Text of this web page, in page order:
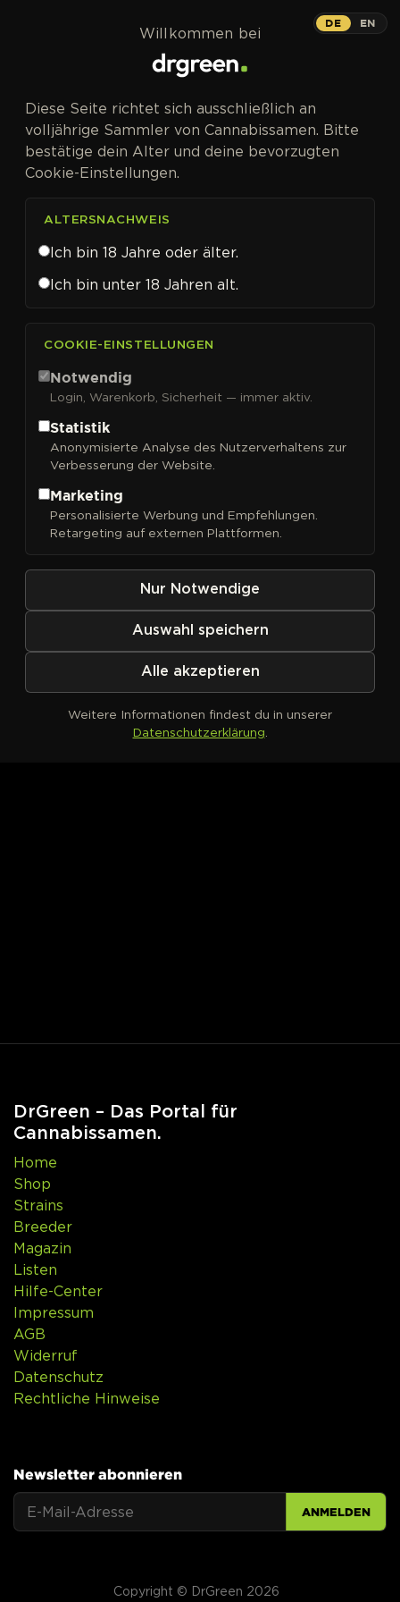
Advanced Seeds
Sortieren nach
Kein Produkt definiert
DrGreen – Das Portal für
Cannabissamen.
Home
Shop
Strains
Breeder
Magazin
Listen
Hilfe-Center
Impressum
AGB
Widerruf
Datenschutz
Rechtliche Hinweise
Newsletter abonnieren
ANMELDEN
Copyright © DrGreen 2026
DE EN
Willkommen bei
Diese Seite richtet sich ausschließlich an
volljährige Sammler von Cannabissamen. Bitte
bestätige dein Alter und deine bevorzugten
Cookie-Einstellungen.
ALTERSNACHWEIS
Ich bin 18 Jahre oder älter.
Ich bin unter 18 Jahren alt.
COOKIE-EINSTELLUNGEN
Notwendig
Login, Warenkorb, Sicherheit — immer aktiv.
Statistik
Anonymisierte Analyse des Nutzerverhaltens zur
Verbesserung der Website.
Marketing
Personalisierte Werbung und Empfehlungen.
Retargeting auf externen Plattformen.
Nur Notwendige
Auswahl speichern
Alle akzeptieren
Weitere Informationen findest du in unserer
Datenschutzerklärung